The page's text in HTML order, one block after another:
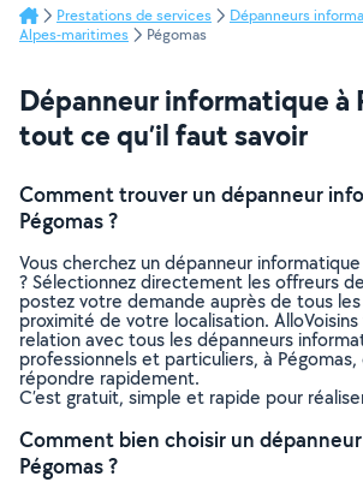
Prestations de services
Dépanneurs
Alpes-maritimes
Pégomas
Dépanneur informatique à
tout ce qu’il faut savoir
Comment trouver un dépanneur
Pégomas ?
Vous cherchez un dépanneur
? Sélectionnez directement les offreurs
postez votre demande auprès de tous
proximité de votre localisation.
relation avec tous les dépanneurs
professionnels et particuliers, à
répondre rapidement.
C’est gratuit, simple et rapide pour
Comment bien choisir un
Pégomas ?